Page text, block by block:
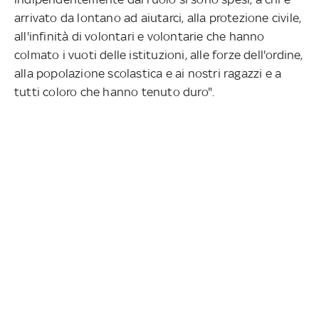
arrivato da lontano ad aiutarci, alla protezione civile,
all'infinità di volontari e volontarie che hanno
colmato i vuoti delle istituzioni, alle forze dell'ordine,
alla popolazione scolastica e ai nostri ragazzi e a
tutti coloro che hanno tenuto duro".